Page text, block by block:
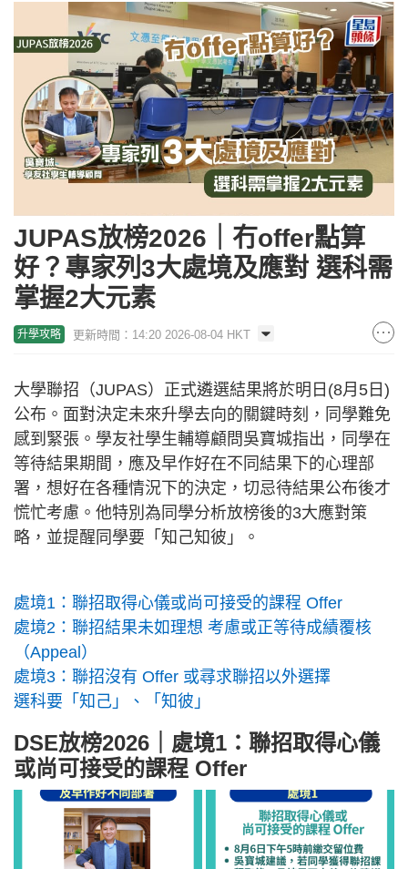
JUPAS放榜2026｜冇offer點算
好？專家列3大處境及應對 選科需
掌握2大元素
升學攻略 更新時間：14:20 2026-08-04 HKT
大學聯招（JUPAS）正式遴選結果將於明日(8月5日)
公布。面對決定未來升學去向的關鍵時刻，同學難免
感到緊張。學友社學生輔導顧問吳寶城指出，同學在
等待結果期間，應及早作好在不同結果下的心理部
署，想好在各種情況下的決定，切忌待結果公布後才
慌忙考慮。他特別為同學分析放榜後的3大應對策
略，並提醒同學要「知己知彼」。
處境1：聯招取得心儀或尚可接受的課程 Offer
處境2：聯招結果未如理想 考慮或正等待成績覆核
（Appeal）
處境3：聯招沒有 Offer 或尋求聯招以外選擇
選科要「知己」、「知彼」
DSE放榜2026｜處境1：聯招取得心儀
或尚可接受的課程 Offer